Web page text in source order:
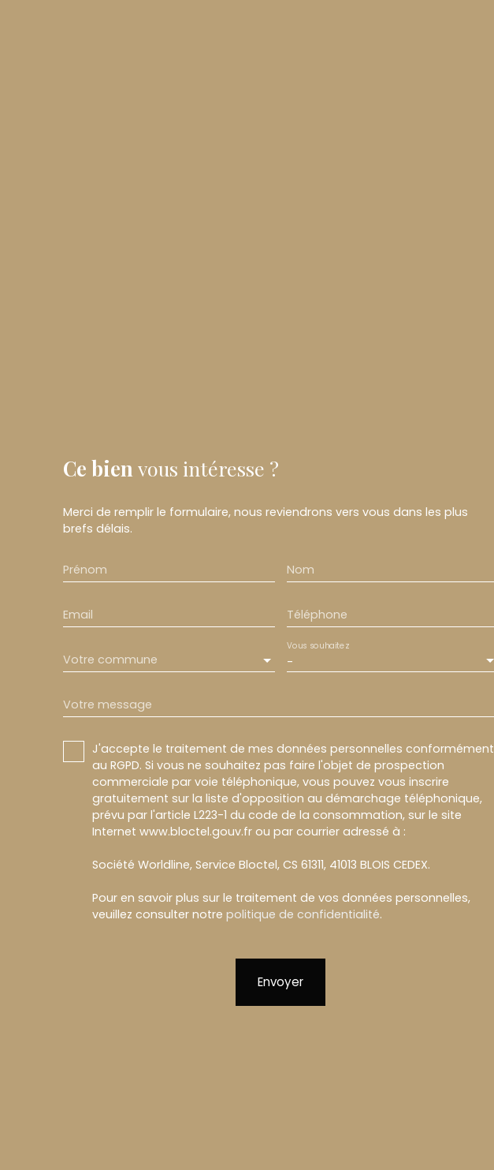
Ce bien vous intéresse ?
Merci de remplir le formulaire, nous reviendrons vers vous dans les plus
brefs délais.
Prénom Nom
Email Téléphone
Votre commune -
Vous souhaitez
Votre message
J'accepte le traitement de mes données personnelles conformément
au RGPD. Si vous ne souhaitez pas faire l'objet de prospection
commerciale par voie téléphonique, vous pouvez vous inscrire
gratuitement sur la liste d'opposition au démarchage téléphonique,
prévu par l'article L223-1 du code de la consommation, sur le site
Internet www.bloctel.gouv.fr ou par courrier adressé à :
Société Worldline, Service Bloctel, CS 61311, 41013 BLOIS CEDEX.
Pour en savoir plus sur le traitement de vos données personnelles,
veuillez consulter notre politique de confidentialité.
Envoyer